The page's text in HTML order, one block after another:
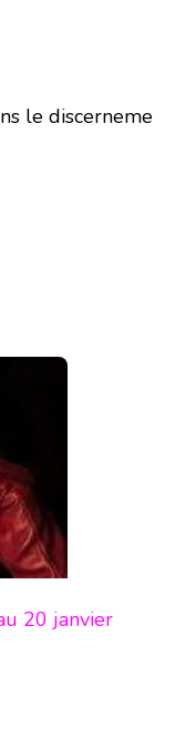
le discerneme
20 janvier